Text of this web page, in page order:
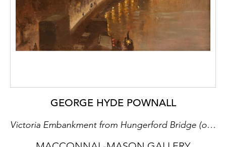
GEORGE HYDE POWNALL
Victoria Embankment from Hungerford Bridge (one of 2)